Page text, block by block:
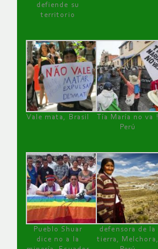
defiende su
territorio
Vale mata, Brasil
Tía María no va !
Perú
Pueblo Shuar
dice no a la
defensora de la
tierra, Melchora,